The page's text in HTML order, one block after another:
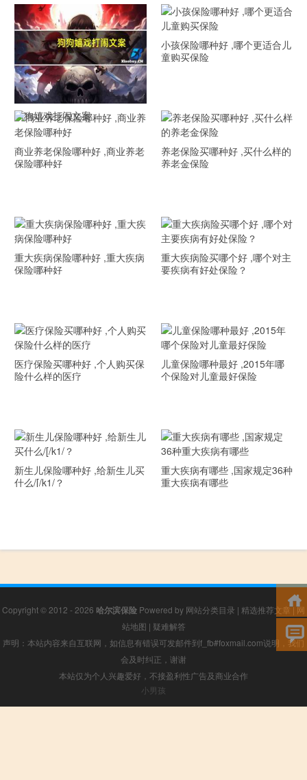
狗狗嬉戏打闹文案
小孩保险哪种好 ,哪个更适合儿
童购买保险
商业养老保险哪种好 ,商业养老
保险哪种好
养老保险买哪种好 ,买什么样的
养老金保险
重大疾病保险哪种好 ,重大疾病
保险哪种好
重大疾病险买哪个好 ,哪个对主
要疾病有好处保险？
医疗保险买哪种好 ,个人购买保
险什么样的医疗
儿童保险哪种最好 ,2015年哪
个保险对儿童最好保险
新生儿保险哪种好 ,给新生儿买
什么/[/k1/？
重大疾病有哪些 ,国家规定36种
重大疾病有哪些
Copyright © 2012 - 2026 哈尔滨保险 Powered by 网站分类目录 | 精选推荐文章|网
站地图 | 疑难解答
声明：本站内容来自互联网，如信息有错误可发邮件到f_fb#foxmail.com说明，我们
会及时纠正，谢谢
本站仅为个人兴趣爱好，不接盈利性广告及商业合作
小男孩